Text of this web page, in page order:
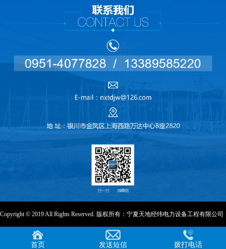
Copyright © 2019 All Rights Reserved. 版权所有：宁夏天地经纬电力设备工程有限公司
首页 发送短信 拨打电话